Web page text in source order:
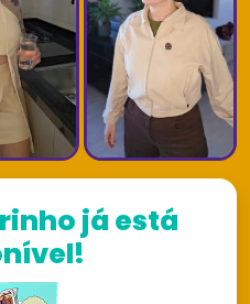
já está